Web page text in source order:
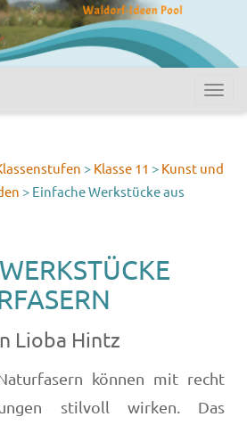
> Klasse 11 > Kunst und
> Einfache Werkstücke aus
Lioba Hintz
können mit recht
stilvoll wirken. Das